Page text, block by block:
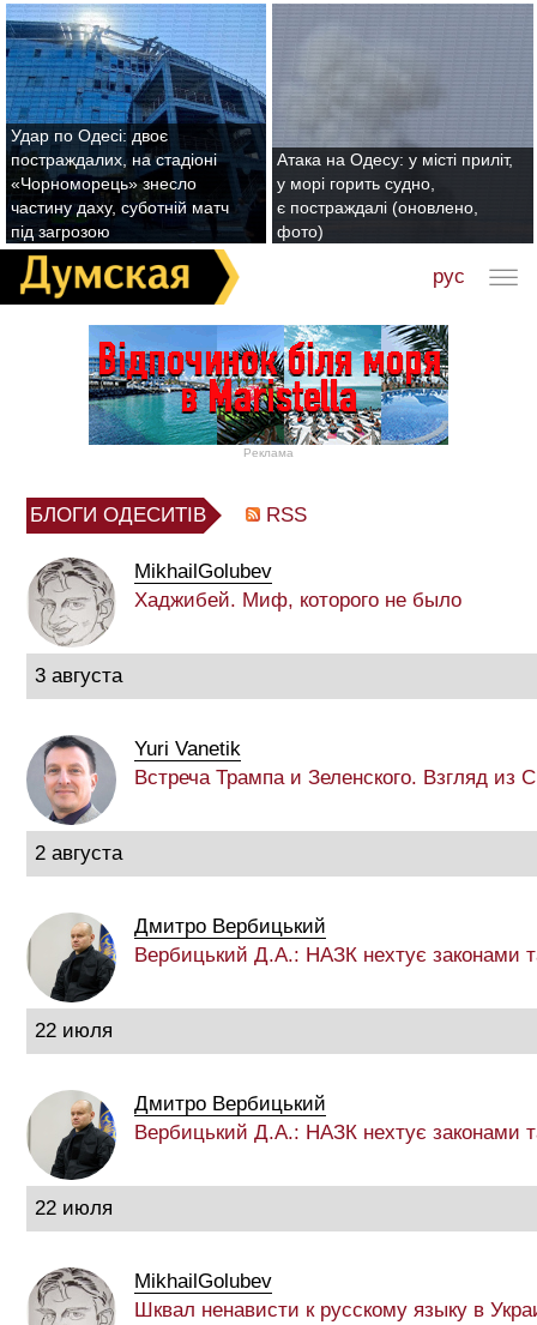
Удар по Одесі: двоє
постраждалих, на стадіоні
«Чорноморець» знесло
частину даху, суботній матч
під загрозою
Атака на Одесу: у місті приліт,
у морі горить судно,
є постраждалі (оновлено,
фото)
рус
Реклама
БЛОГИ ОДЕСИТІВ RSS
MikhailGolubev
Хаджибей. Миф, которого не было
3 августа
Yuri Vanetik
Встреча Трампа и Зеленского. Взгляд из
2 августа
Дмитро Вербицький
Вербицький Д.А.: НАЗК нехтує законами
22 июля
Дмитро Вербицький
Вербицький Д.А.: НАЗК нехтує законами
22 июля
MikhailGolubev
Шквал ненависти к русскому языку в